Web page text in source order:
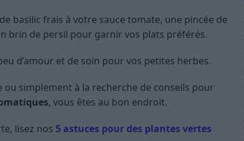
basilic frais à votre sauce tomate, une pincée de
brin de persil pour garnir vos plats préférés.
d’amour et de soin pour vos petites herbes.
ou simplement à la recherche de conseils pour
, vous êtes au bon endroit.
lisez nos 5 astuces pour des plantes vertes